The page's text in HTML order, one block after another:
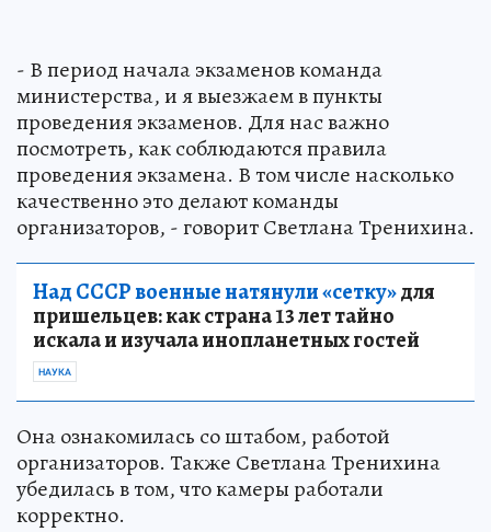
- В период начала экзаменов команда
министерства, и я выезжаем в пункты
проведения экзаменов. Для нас важно
посмотреть, как соблюдаются правила
проведения экзамена. В том числе насколько
качественно это делают команды
организаторов, - говорит Светлана Тренихина.
Над СССР военные натянули «сетку»для
пришельцев: как страна 13 лет тайно
искала и изучала инопланетных гостей
НАУКА
Она ознакомилась со штабом, работой
организаторов. Также Светлана Тренихина
убедилась в том, что камеры работали
корректно.